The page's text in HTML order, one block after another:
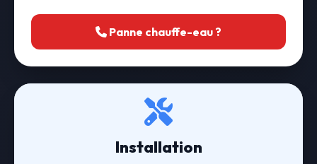
Panne chauffe-eau ?
Installation